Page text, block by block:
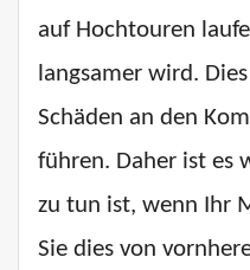
auf Hochtouren
langsamer wird.
Schäden an den
führen. Daher ist es
zu tun ist, wenn Ihr
Sie dies von